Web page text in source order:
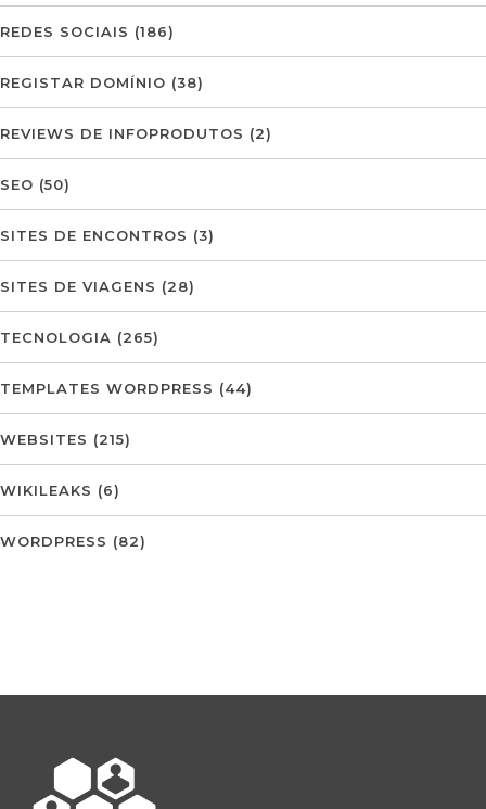
REDES SOCIAIS (186)
REGISTAR DOMÍNIO (38)
REVIEWS DE INFOPRODUTOS (2)
SEO (50)
SITES DE ENCONTROS (3)
SITES DE VIAGENS (28)
TECNOLOGIA (265)
TEMPLATES WORDPRESS (44)
WEBSITES (215)
WIKILEAKS (6)
WORDPRESS (82)